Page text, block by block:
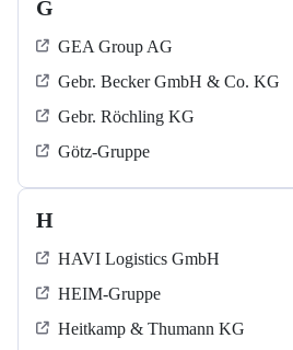
G
GEA Group AG
Gebr. Becker GmbH & Co. KG
Gebr. Röchling KG
Götz-Gruppe
H
HAVI Logistics GmbH
HEIM-Gruppe
Heitkamp & Thumann KG